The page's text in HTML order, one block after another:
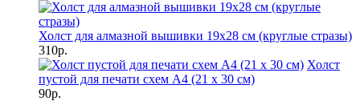
Холст для алмазной вышивки 19х28 см (круглые стразы)
310р.
Холст
пустой для печати схем А4 (21 х 30 см)
90р.